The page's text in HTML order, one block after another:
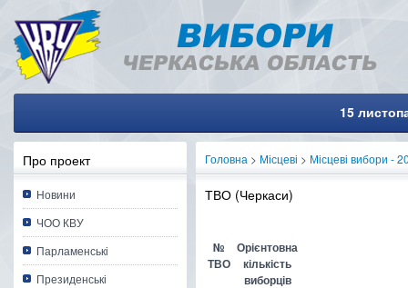
15 листопада у
Про проект
Новини
ЧОО КВУ
Парламенські
Президенські
Головна > Місцеві > Місцеві вибори -
ТВО (Черкаси)
№
ТВО
Орієнтовна
кількість
виборців